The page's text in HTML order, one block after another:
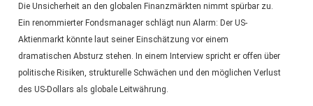
Die Unsicherheit an den globalen Finanzmärkten nimmt spürbar zu.
Ein renommierter Fondsmanager schlägt nun Alarm: Der US-
Aktienmarkt könnte laut seiner Einschätzung vor einem
dramatischen Absturz stehen. In einem Interview spricht er offen über
politische Risiken, strukturelle Schwächen und den möglichen Verlust
des US-Dollars als globale Leitwährung.